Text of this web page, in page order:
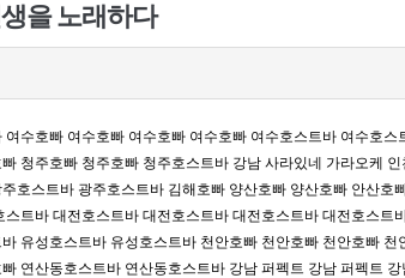
을 노래하다
여수호빠 여수호빠 여수호빠 여수호빠 여수호스트바 여수호스
빠 청주호빠 청주호빠 청주호스트바 강남 사라있네 가라오케 인
주호스트바 광주호스트바 김해호빠 양산호빠 양산호빠 안산호
스트바 대전호스트바 대전호스트바 대전호스트바 대전호스트
바 유성호스트바 유성호스트바 천안호빠 천안호빠 천안호빠 천
빠 연산동호스트바 연산동호스트바 강남 퍼펙트 강남 퍼펙트 강